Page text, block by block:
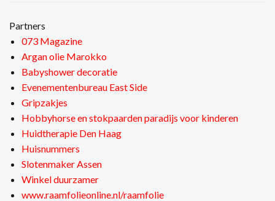
Partners
073 Magazine
Argan olie Marokko
Babyshower decoratie
Evenementenbureau East Side
Gripzakjes
Hobbyhorse en stokpaarden paradijs voor kinderen
Huidtherapie Den Haag
Huisnummers
Slotenmaker Assen
Winkel duurzamer
www.raamfolieonline.nl/raamfolie